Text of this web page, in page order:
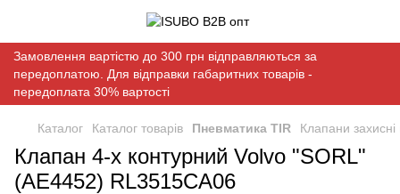
Замовлення вартістю до 300 грн відправляються за
передоплатою. Для відправки габаритних товарів -
передоплата 30% вартості
Каталог Каталог товарів Пневматика TIR Клапани захисні
Клапан 4-х контурний Volvo "SORL"
(AE4452) RL3515CA06